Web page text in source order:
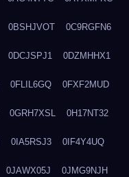
0BSHJVOT 0C9RGFN6
0DCJSPJ1 0DZMHHX1
0FLIL6GQ 0FXF2MUD
0GRH7XSL 0H17NT32
0IA5RSJ3 0IF4Y4UQ
0JAWX05J 0JMG9NJH